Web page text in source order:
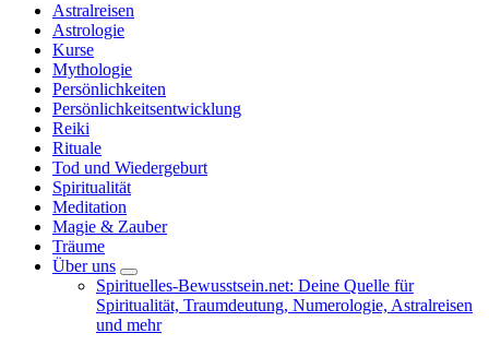
Astralreisen
Astrologie
Kurse
Mythologie
Persönlichkeiten
Persönlichkeitsentwicklung
Reiki
Rituale
Tod und Wiedergeburt
Spiritualität
Meditation
Magie & Zauber
Träume
Über uns
Spirituelles-Bewusstsein.net: Deine Quelle für
Spiritualität, Traumdeutung, Numerologie, Astralreisen
und mehr